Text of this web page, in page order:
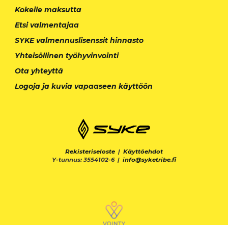
Kokeile maksutta
Etsi valmentajaa
SYKE valmennuslisenssit hinnasto
Yhteisöllinen työhyvinvointi
Ota yhteyttä
Logoja ja kuvia vapaaseen käyttöön
Rekisteriseloste | Käyttöehdot
Y-tunnus: 3554102-6 | info@syketribe.fi